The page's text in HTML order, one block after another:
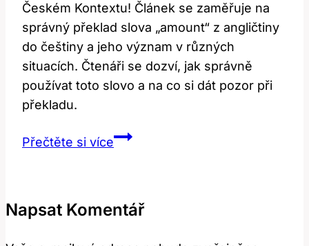
Českém Kontextu! Článek se zaměřuje na
správný překlad slova „amount“ z angličtiny
do češtiny a jeho význam v různých
situacích. Čtenáři se dozví, jak správně
používat toto slovo a na co si dát pozor při
překladu.
Přečtěte si víceAmount:
v
Napsat Komentář